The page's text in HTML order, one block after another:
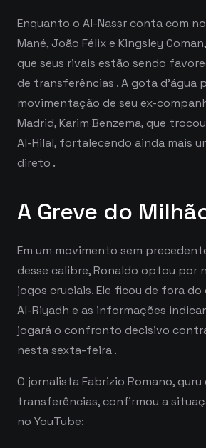
Enquanto o Al-Nassr conta com
Mané, João Félix e Kingsley
que seus rivais estão sendo
de transferências . A gota d’água
movimentação de seu ex-
Madrid, Karim Benzema, que
Al-Hilal, fortalecendo ainda mais
direto .
A Greve do
Em um movimento sem
desse calibre, Ronaldo optou por
jogos cruciais. Ele ficou de fora
Al-Riyadh e as informações
jogará o confronto decisivo
nesta sexta-feira.
O jornalista Fabrizio Romano, guru
transferências, confirmou a
no YouTube: